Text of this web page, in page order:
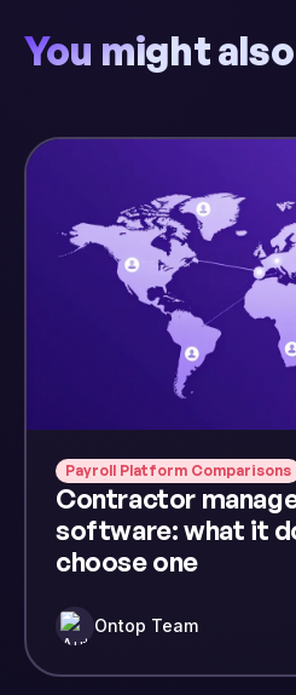
You might
Payroll Platform Comparisons
Contractor
software: what it
choose one
Ontop Team